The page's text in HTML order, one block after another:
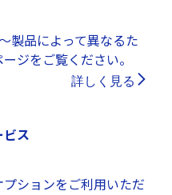
製品によって異なるた
ジをご覧ください。
詳しく見る
ビス
プションをご利用いただ